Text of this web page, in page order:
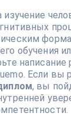
обучения
написание
Если вы
, вы